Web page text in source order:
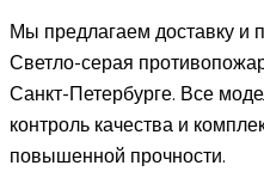
Мы предлагаем доставку и
Светло-серая
Санкт-Петербурге. Все
контроль качества и
повышенной прочности.